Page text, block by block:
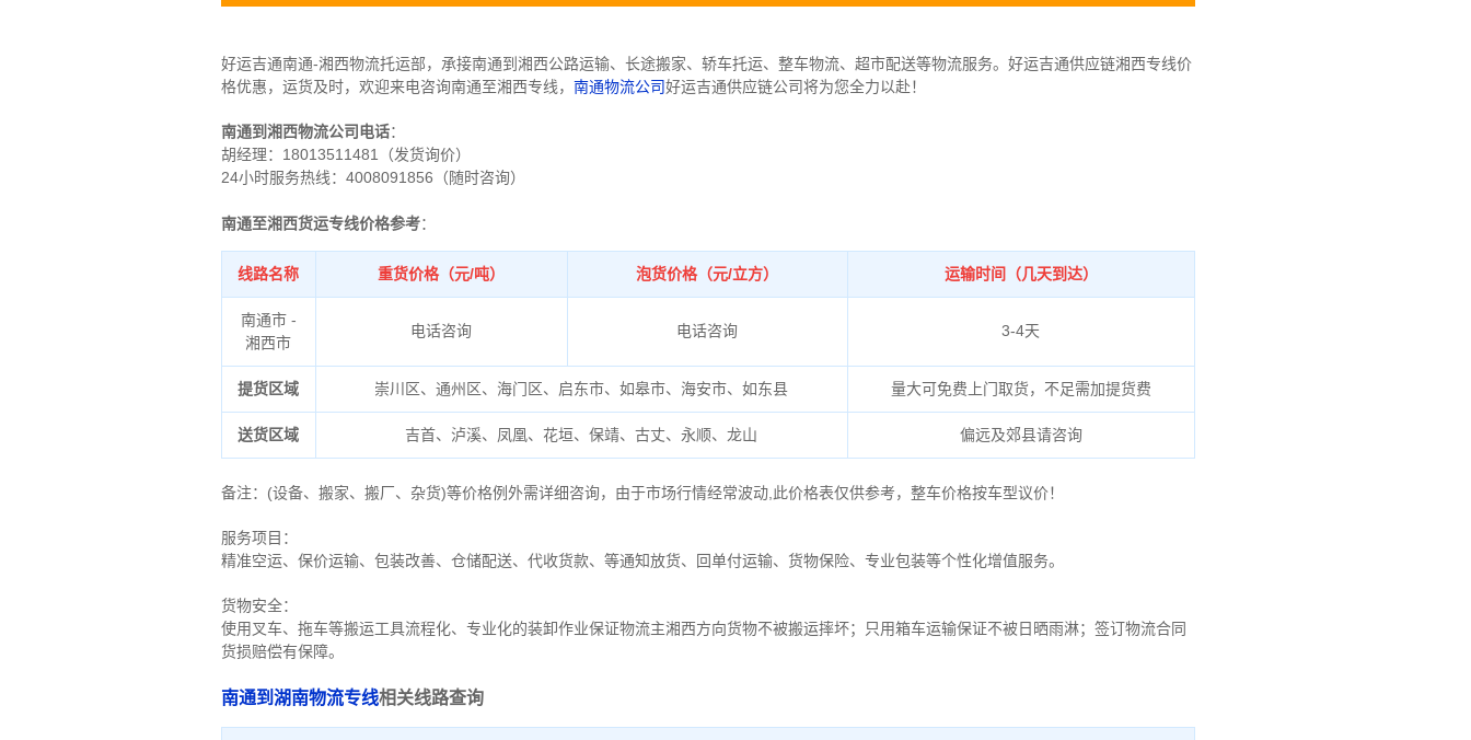
好运吉通南通-湘西物流托运部， 承接南通到湘西公路运输、长途搬家、轿车托运、整车物流、超市配送等物流服务。 好运吉通供应链湘西专线价
格优惠，运货及时，欢迎来电咨询南通至湘西专线， 南通物流公司好运吉通供应链公司将为您全力以赴！
南通到湘西物流公司电话：
胡经理： 18013511481（发货询价）
24小时服务热线：4008091856（随时咨询）
南通至湘西货运专线价格参考：
线路名称 重货价格（元/吨） 泡货价格（元/立方） 运输时间（几天到达）
南通市 -
湘西市
电话咨询 电话咨询 3-4天
提货区域 崇川区、通州区、海门区、启东市、如皋市、海安市、如东县 量大可免费上门取货，不足需加提货费
送货区域 吉首、泸溪、凤凰、花垣、保靖、古丈、永顺、龙山 偏远及郊县请咨询
备注： (设备、搬家、搬厂、杂货)等价格例外需详细咨询，由于市场行情经常波动,此价格表仅供参考，整车价格按车型议价！
服务项目：
精准空运、保价运输、包装改善、仓储配送、代收货款、等通知放货、回单付运输、货物保险、专业包装等个性化增值服务。
货物安全：
使用叉车、拖车等搬运工具流程化、专业化的装卸作业保证物流主湘西方向货物不被搬运摔坏；只用箱车运输保证不被日晒雨淋；签订物流合同
货损赔偿有保障。
南通到湖南物流专线相关线路查询